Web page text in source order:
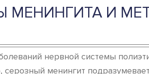
И
нервной системы
менингит